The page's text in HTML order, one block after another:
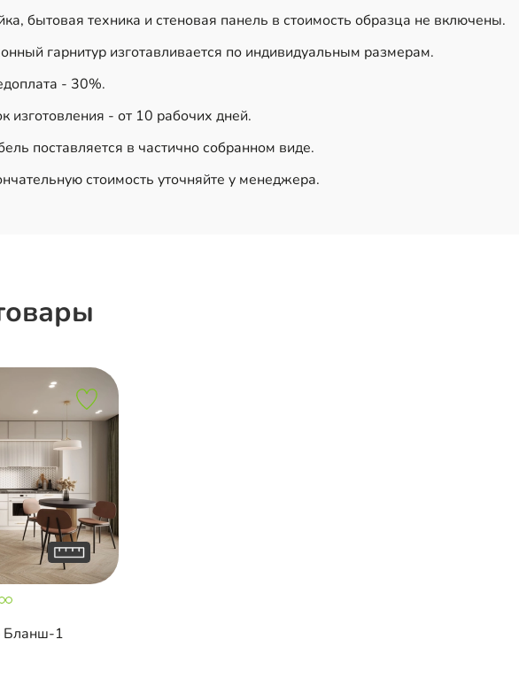
бытовая техника и стеновая панель в стоимость образца не включены.
гарнитур изготавливается по индивидуальным размерам.
- 30%.
изготовления - от 10 рабочих дней.
поставляется в частично собранном виде.
стоимость уточняйте у менеджера.
Бланш-1